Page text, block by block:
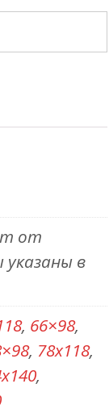
от
указаны в
, 66×98,
, 78х118,
,